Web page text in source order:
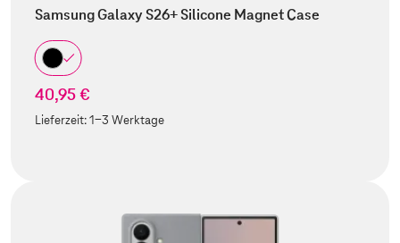
Samsung Galaxy S26+ Silicone Magnet Case
40,95 €
Lieferzeit:1-3 Werktage